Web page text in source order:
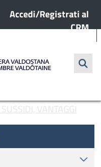
Menu profilo utente
Accedi/Registrati al
CRM
Cerca
VANTAGGI